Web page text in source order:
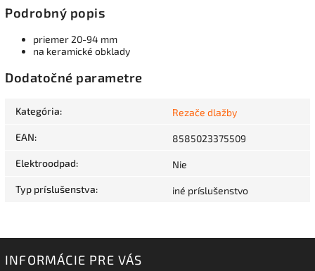
Podrobný popis
priemer 20-94 mm
na keramické obklady
Dodatočné parametre
Kategória: Rezače dlažby
EAN: 8585023375509
Elektroodpad: Nie
Typ príslušenstva: iné príslušenstvo
INFORMÁCIE PRE VÁS